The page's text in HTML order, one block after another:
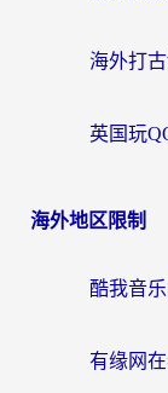
海外地区限制